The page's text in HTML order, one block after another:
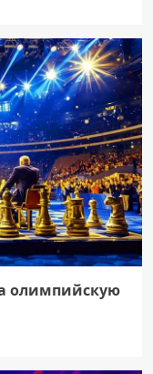
олимпийскую